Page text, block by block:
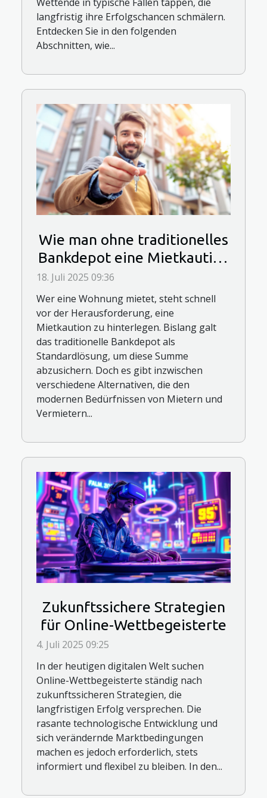
langfristig ihre Erfolgschancen schmälern.
Entdecken Sie in den folgenden
Abschnitten, wie...
Wie man ohne traditionelles
Bankdepot eine Mietkaution
sichert?
18. Juli 2025 09:36
Wer eine Wohnung mietet, steht schnell
vor der Herausforderung, eine
Mietkaution zu hinterlegen. Bislang galt
das traditionelle Bankdepot als
Standardlösung, um diese Summe
abzusichern. Doch es gibt inzwischen
verschiedene Alternativen, die den
modernen Bedürfnissen von Mietern und
Vermietern...
Zukunftssichere Strategien
für Online-Wettbegeisterte
4. Juli 2025 09:25
In der heutigen digitalen Welt suchen
Online-Wettbegeisterte ständig nach
zukunftssicheren Strategien, die
langfristigen Erfolg versprechen. Die
rasante technologische Entwicklung und
sich verändernde Marktbedingungen
machen es jedoch erforderlich, stets
informiert und flexibel zu bleiben. In den...